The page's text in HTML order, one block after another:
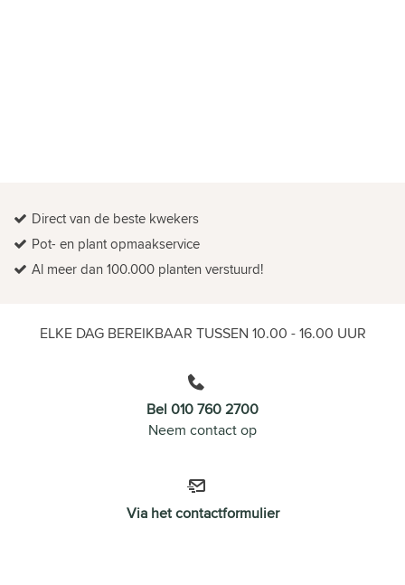
Direct van de beste kwekers
Pot- en plant opmaakservice
Al meer dan 100.000 planten verstuurd!
ELKE DAG BEREIKBAAR TUSSEN 10.00 - 16.00 UUR
Bel 010 760 2700
Neem contact op
Via het contactformulier